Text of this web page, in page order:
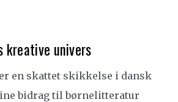
kreative univers
en skattet skikkelse i dansk
bidrag til børnelitteratur